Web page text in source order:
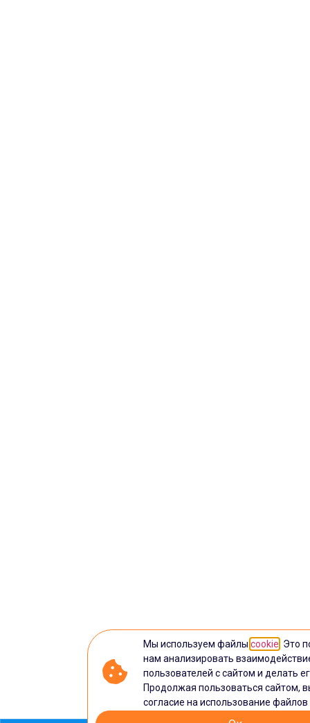
Мы используем файлыcookie . Это
нам анализировать
пользователей с сайтом и делать
Продолжая пользоваться сайтом,
согласие на использование